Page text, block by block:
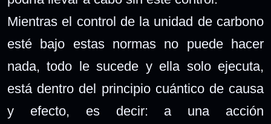
Mientras el control de la unidad de carbono
esté bajo estas normas no puede hacer
nada, todo le sucede y ella solo ejecuta,
está dentro del principio cuántico de causa
y efecto, es decir: a una acción